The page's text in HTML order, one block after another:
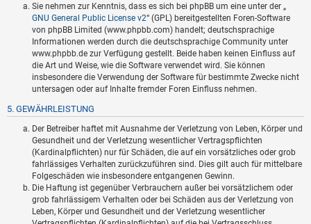
Sie nehmen zur Kenntnis, dass es sich bei phpBB um eine unter der „
GNU General Public License v2“ (GPL) bereitgestellten Foren-Software
von phpBB Limited (www.phpbb.com) handelt; deutschsprachige
Informationen werden durch die deutschsprachige Community unter
www.phpbb.de zur Verfügung gestellt. Beide haben keinen Einfluss auf
die Art und Weise, wie die Software verwendet wird. Sie können
insbesondere die Verwendung der Software für bestimmte Zwecke nicht
untersagen oder auf Inhalte fremder Foren Einfluss nehmen.
5. GEWÄHRLEISTUNG
Der Betreiber haftet mit Ausnahme der Verletzung von Leben, Körper und
Gesundheit und der Verletzung wesentlicher Vertragspflichten
(Kardinalpflichten) nur für Schäden, die auf ein vorsätzliches oder grob
fahrlässiges Verhalten zurückzuführen sind. Dies gilt auch für mittelbare
Folgeschäden wie insbesondere entgangenen Gewinn.
Die Haftung ist gegenüber Verbrauchern außer bei vorsätzlichem oder
grob fahrlässigem Verhalten oder bei Schäden aus der Verletzung von
Leben, Körper und Gesundheit und der Verletzung wesentlicher